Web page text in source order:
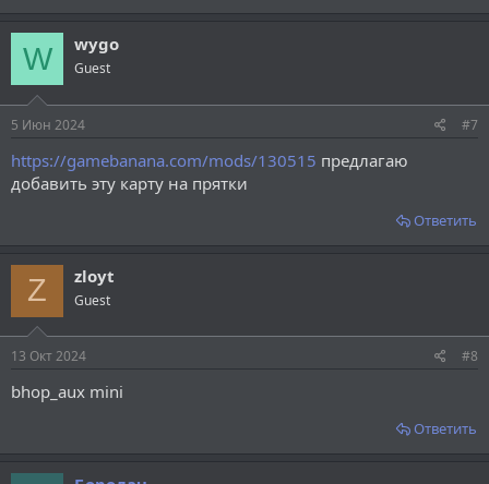
W wygo
Guest
5 Июн 2024 #7
https://gamebanana.com/mods/130515 предлагаю
добавить эту карту на прятки
Ответить
Z zloyt
Guest
13 Окт 2024 #8
bhop_aux mini
Ответить